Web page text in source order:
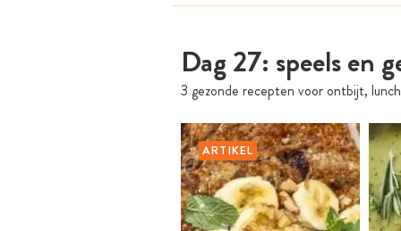
Dag 27: speels en
3 gezonde recepten voor ontbijt,
ARTIKEL